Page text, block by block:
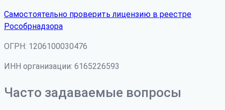
Самостоятельно проверить лицензию в реестре
Рособрнадзора
ОГРН: 1206100030476
ИНН организации: 6165226593
Часто задаваемые вопросы